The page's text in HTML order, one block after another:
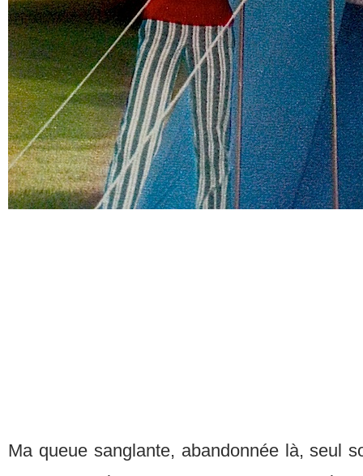
Ma queue sanglante, abandonnée là, seul